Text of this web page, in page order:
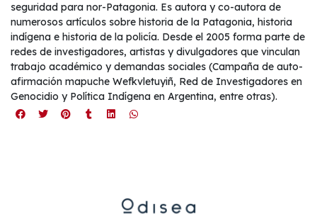
seguridad para nor-Patagonia. Es autora y co-autora de
numerosos artículos sobre historia de la Patagonia, historia
indígena e historia de la policía. Desde el 2005 forma parte de
redes de investigadores, artistas y divulgadores que vinculan
trabajo académico y demandas sociales (Campaña de auto-
afirmación mapuche Wefkvletuyiñ, Red de Investigadores en
Genocidio y Política Indígena en Argentina, entre otras).